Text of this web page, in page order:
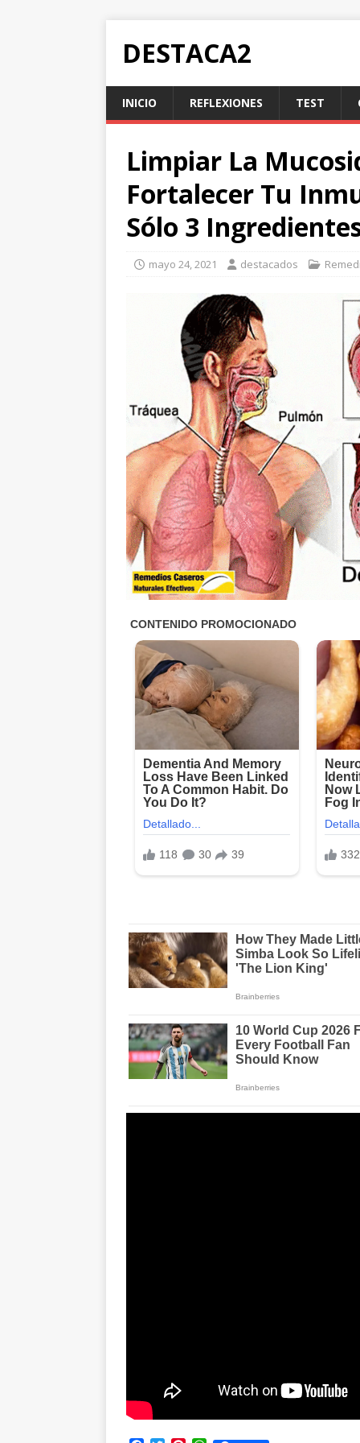
DESTACA2
INICIO REFLEXIONES TEST
Limpiar La
Fortalecer Tu
Sólo 3
mayo 24, 2021 destacados